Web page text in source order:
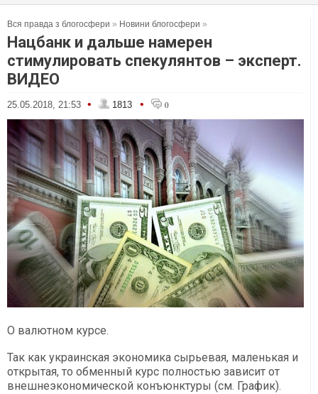
Вся правда з блогосфери » Новини блогосфери »
Нацбанк и дальше намерен
стимулировать спекулянтов – эксперт.
ВИДЕО
25.05.2018, 21:53 • 1813 • 0
О валютном курсе.
Так как украинская экономика сырьевая, маленькая и
открытая, то обменный курс полностью зависит от
внешнеэкономической конъюнктуры (см. График).